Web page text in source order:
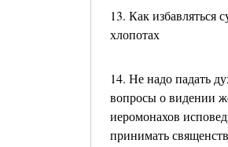
13. Как избавляться
хлопотах
14. Не надо падать
вопросы о видении
иеромонахов
принимать